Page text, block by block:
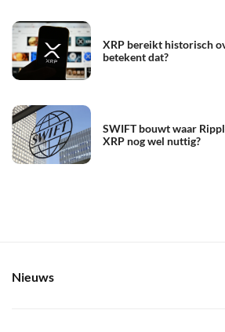
XRP bereikt historisch
betekent dat?
SWIFT bouwt waar
XRP nog wel nuttig?
Nieuws